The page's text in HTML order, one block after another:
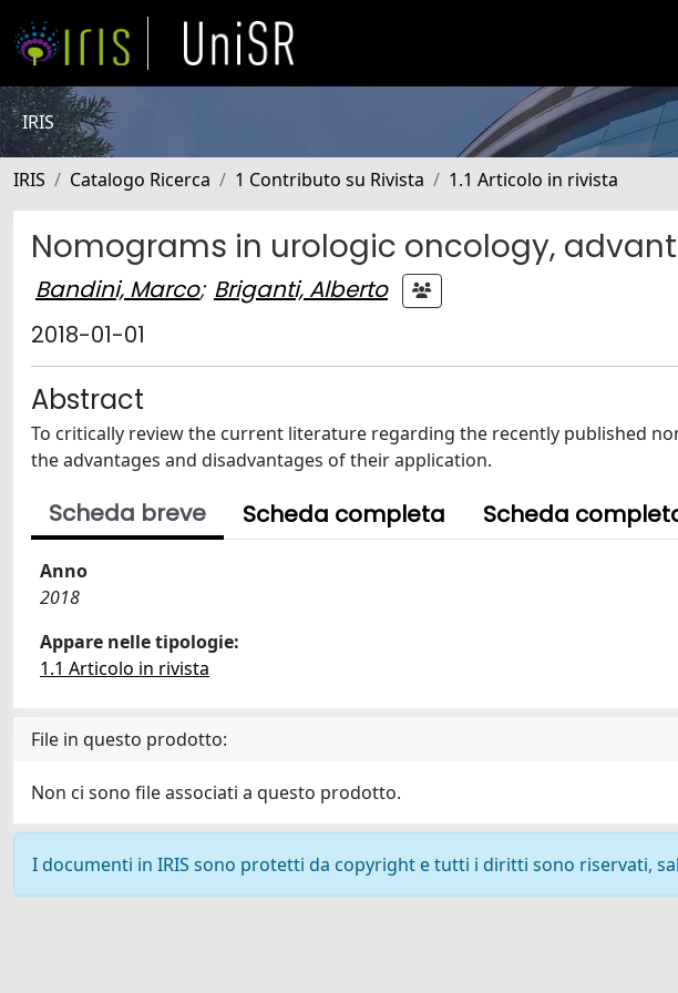
IRIS
IRIS Catalogo Ricerca 1 Contributo su Rivista 1.1 Articolo in rivista
Nomograms in urologic oncology,
Bandini, Marco; Briganti, Alberto
2018-01-01
Abstract
To critically review the current literature regarding the recently published
the advantages and disadvantages of their application.
Scheda breve Scheda completa Scheda
Anno
2018
Appare nelle tipologie:
1.1 Articolo in rivista
File in questo prodotto:
Non ci sono file associati a questo prodotto.
I documenti in IRIS sono protetti da copyright e tutti i diritti sono riservati,